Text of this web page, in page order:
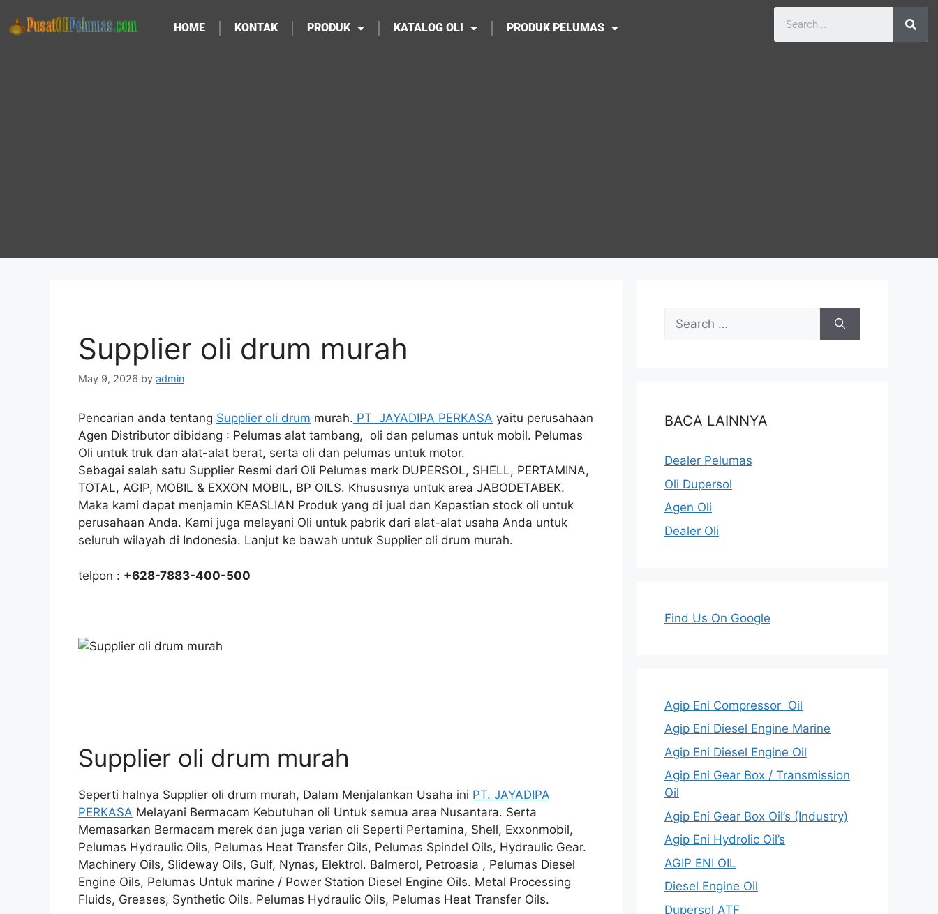
HOME KONTAK PRODUK KATALOG OLI PRODUK PELUMAS
Supplier oli drum murah
May 9, 2026 by admin
Pencarian anda tentang Supplier oli drum murah. PT JAYADIPA PERKASA yaitu perusahaan
Agen Distributor dibidang : Pelumas alat tambang, oli dan pelumas untuk mobil. Pelumas
Oli untuk truk dan alat-alat berat, serta oli dan pelumas untuk motor.
Sebagai salah satu Supplier Resmi dari Oli Pelumas merk DUPERSOL, SHELL, PERTAMINA,
TOTAL, AGIP, MOBIL & EXXON MOBIL, BP OILS. Khususnya untuk area JABODETABEK.
Maka kami dapat menjamin KEASLIAN Produk yang di jual dan Kepastian stock oli untuk
perusahaan Anda. Kami juga melayani Oli untuk pabrik dari alat-alat usaha Anda untuk
seluruh wilayah di Indonesia. Lanjut ke bawah untuk Supplier oli drum murah.
telpon : +628-7883-400-500
Supplier oli drum murah
Seperti halnya Supplier oli drum murah, Dalam Menjalankan Usaha ini PT. JAYADIPA
PERKASA Melayani Bermacam Kebutuhan oli Untuk semua area Nusantara. Serta
Memasarkan Bermacam merek dan juga varian oli Seperti Pertamina, Shell, Exxonmobil,
Pelumas Hydraulic Oils, Pelumas Heat Transfer Oils, Pelumas Spindel Oils, Hydraulic Gear.
Machinery Oils, Slideway Oils, Gulf, Nynas, Elektrol. Balmerol, Petroasia , Pelumas Diesel
Engine Oils, Pelumas Untuk marine / Power Station Diesel Engine Oils. Metal Processing
Fluids, Greases, Synthetic Oils. Pelumas Hydraulic Oils, Pelumas Heat Transfer Oils.
BACA LAINNYA
Dealer Pelumas
Oli Dupersol
Agen Oli
Dealer Oli
Find Us On Google
Agip Eni Compressor Oil
Agip Eni Diesel Engine Marine
Agip Eni Diesel Engine Oil
Agip Eni Gear Box / Transmission
Oil
Agip Eni Gear Box Oil’s (Industry)
Agip Eni Hydrolic Oil’s
AGIP ENI OIL
Diesel Engine Oil
Dupersol ATF